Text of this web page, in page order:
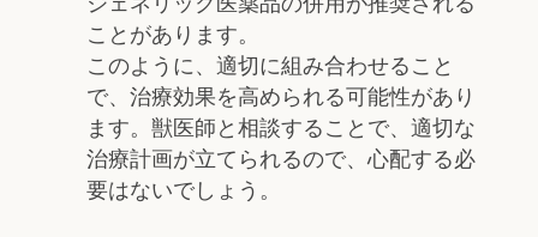
ことがあります。
このように、適切に組み合わせること
で、治療効果を高められる可能性があり
ます。獣医師と相談することで、適切な
治療計画が立てられるので、心配する必
要はないでしょう。